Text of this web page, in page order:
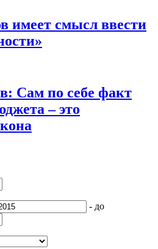
имеет смысл ввести
Сам по себе факт
– это
- до